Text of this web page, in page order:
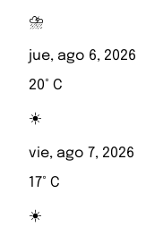
⛈️
jue, ago 6, 2026
20° C
☀️
vie, ago 7, 2026
17° C
☀️